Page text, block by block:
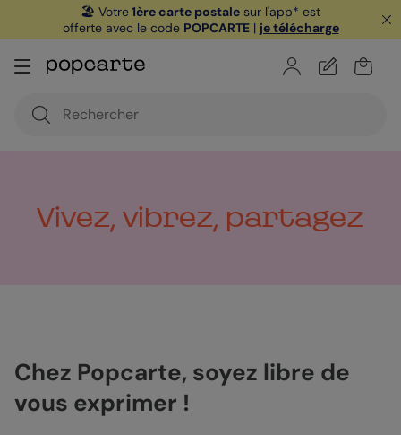
🏖️ Votre1ère carte postale sur l'app* est
offerte avec le code POPCARTE| je télécharge
Vivez, vibrez, partagez
Chez Popcarte, soyez libre de
vous exprimer !